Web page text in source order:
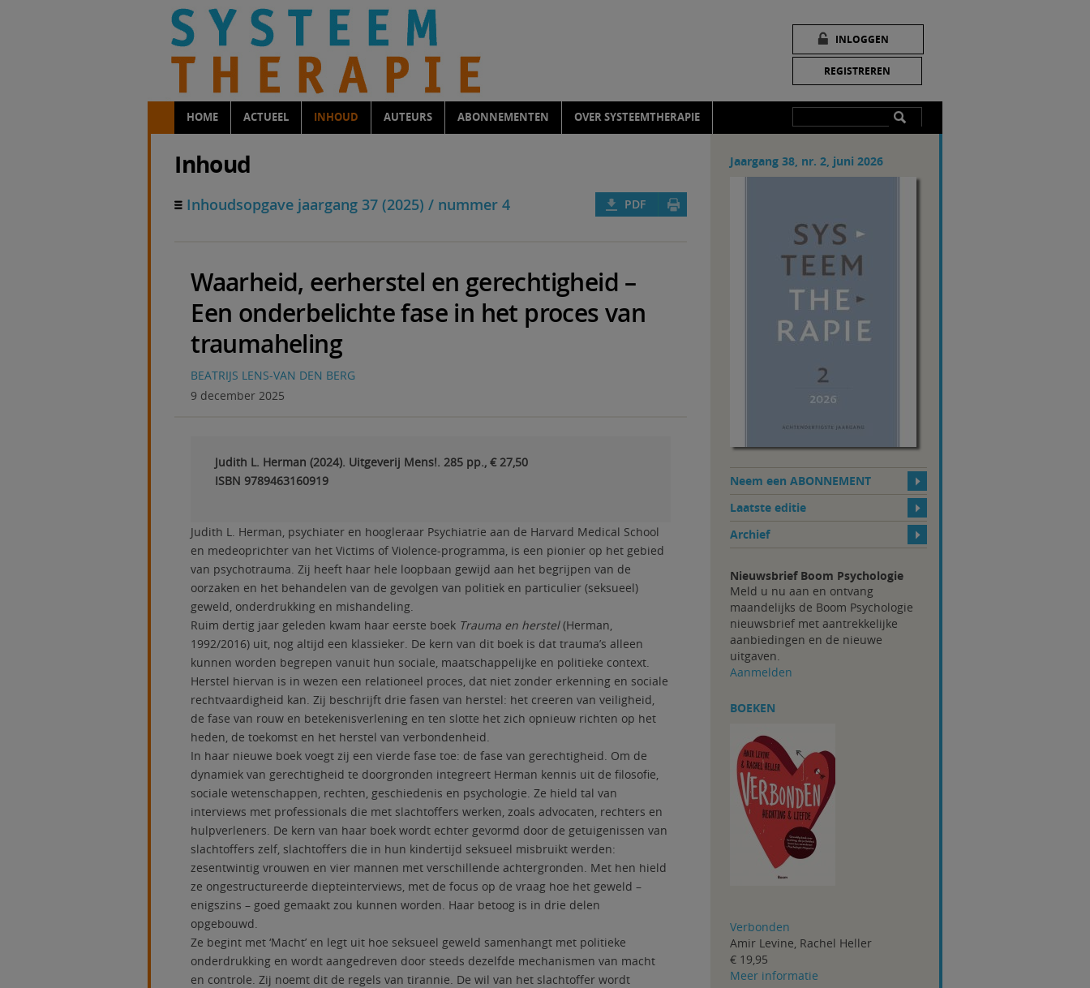
HOME ACTUEEL INHOUD AUTEURS ABONNEMENTEN OVER SYSTEEMTHERAPIE
INLOGGEN
REGISTREREN
Inhoud
Inhoudsopgave jaargang 37 (2025) / nummer 4 PDF
Waarheid, eerherstel en gerechtigheid –
Een onderbelichte fase in het proces van
traumaheling
BEATRIJS LENS-VAN DEN BERG
9 december 2025
Judith L. Herman (2024). Uitgeverij Mens!. 285 pp., € 27,50
ISBN 9789463160919
Judith L. Herman, psychiater en hoogleraar Psychiatrie aan de Harvard Medical School
en medeoprichter van het Victims of Violence-programma, is een pionier op het gebied
van psychotrauma. Zij heeft haar hele loopbaan gewijd aan het begrijpen van de
oorzaken en het behandelen van de gevolgen van politiek en particulier (seksueel)
geweld, onderdrukking en mishandeling.
Ruim dertig jaar geleden kwam haar eerste boek Trauma en herstel(Herman,
1992/2016) uit, nog altijd een klassieker. De kern van dit boek is dat trauma’s alleen
kunnen worden begrepen vanuit hun sociale, maatschappelijke en politieke context.
Herstel hiervan is in wezen een relationeel proces, dat niet zonder erkenning en sociale
rechtvaardigheid kan. Zij beschrijft drie fasen van herstel: het creeren van veiligheid,
de fase van rouw en betekenisverlening en ten slotte het zich opnieuw richten op het
heden, de toekomst en het herstel van verbondenheid.
In haar nieuwe boek voegt zij een vierde fase toe: de fase van gerechtigheid. Om de
dynamiek van gerechtigheid te doorgronden integreert Herman kennis uit de filosofie,
sociale wetenschappen, rechten, geschiedenis en psychologie. Ze hield tal van
interviews met professionals die met slachtoffers werken, zoals advocaten, rechters en
hulpverleners. De kern van haar boek wordt echter gevormd door de getuigenissen van
slachtoffers zelf, slachtoffers die in hun kindertijd seksueel misbruikt werden:
zesentwintig vrouwen en vier mannen met verschillende achtergronden. Met hen hield
ze ongestructureerde diepteinterviews, met de focus op de vraag hoe het geweld –
enigszins – goed gemaakt zou kunnen worden. Haar betoog is in drie delen
opgebouwd.
Ze begint met ‘Macht’ en legt uit hoe seksueel geweld samenhangt met politieke
onderdrukking en wordt aangedreven door steeds dezelfde mechanismen van macht
en controle. Zij noemt dit de regels van tirannie. De wil van het slachtoffer wordt
Jaargang 38, nr. 2, juni 2026
Neem een ABONNEMENT
Laatste editie
Archief
Nieuwsbrief Boom Psychologie
Meld u nu aan en ontvang
maandelijks de Boom Psychologie
nieuwsbrief met aantrekkelijke
aanbiedingen en de nieuwe
uitgaven.
Aanmelden
BOEKEN
Verbonden
Amir Levine, Rachel Heller
€ 19,95
Meer informatie